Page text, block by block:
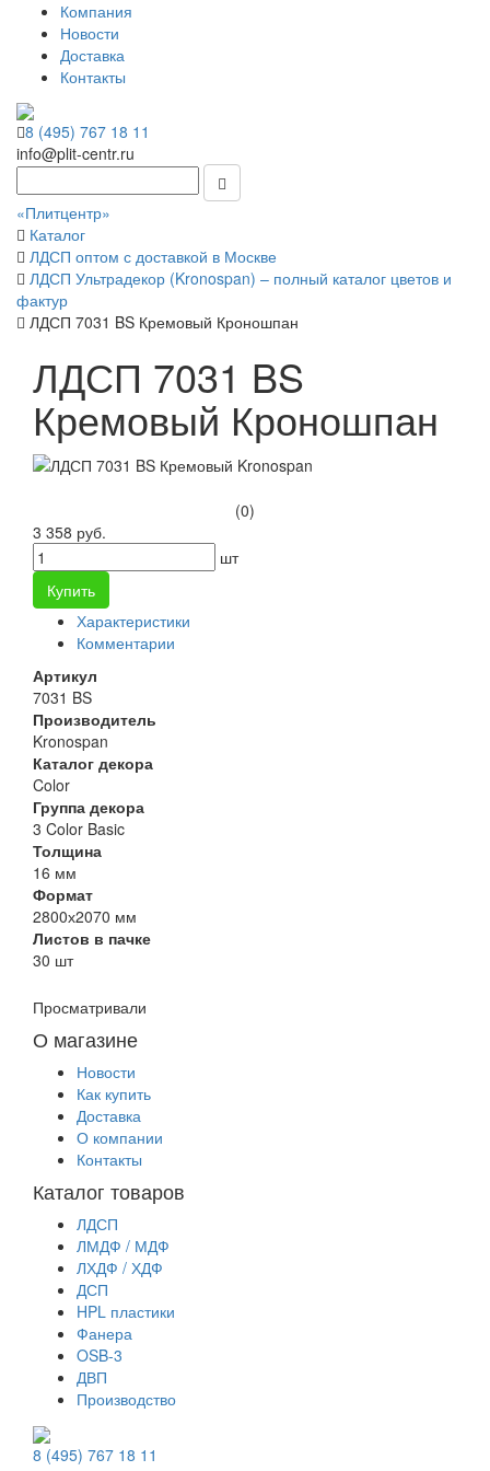
Компания
Новости
Доставка
Контакты
8 (495) 767 18 11
info@plit-centr.ru
«Плитцентр»
Каталог
ЛДСП оптом с доставкой в Москве
ЛДСП Ультрадекор (Kronospan) – полный каталог цветов и
фактур
ЛДСП 7031 BS Кремовый Кроношпан
ЛДСП 7031 BS
Кремовый Кроношпан
(0)
3 358 руб.
шт
Купить
Характеристики
Комментарии
Артикул
7031 BS
Производитель
Kronospan
Каталог декора
Color
Группа декора
3 Color Basic
Толщина
16 мм
Формат
2800х2070 мм
Листов в пачке
30 шт
Просматривали
О магазине
Новости
Как купить
Доставка
О компании
Контакты
Каталог товаров
ЛДСП
ЛМДФ / МДФ
ЛХДФ / ХДФ
ДСП
HPL пластики
Фанера
OSB-3
ДВП
Производство
8 (495) 767 18 11